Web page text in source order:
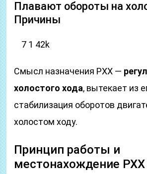
Плавают обороты на
Причины
7 1 42k
Смысл назначения РХХ —
холостого хода, вытекает из
стабилизация оборотов
холостом ходу.
Принцип работы и
местонахождение РХХ